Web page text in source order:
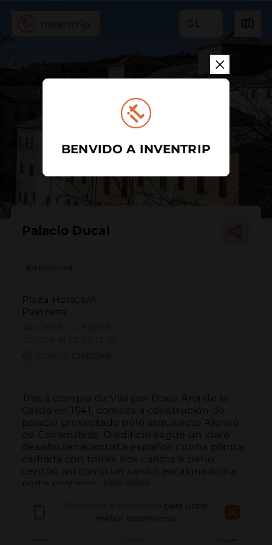
GL
Palacio Ducal
Edificio civil
Plaza Hora, s/n
Pastrana
Tras a compra da Vila por Dona Ana de la
Cerda en 1541, comeza a construción do
palacio proxectado polo arquitecto Alonso
de Covarrubias. O edificio segue un claro
deseño renacentista español: cunha planta
cadrada con torres nos cantos e patio
central, así como un xardín escalonado na
parte posterio...
para unha
mellor experiencia
BENVIDO A INVENTRIP